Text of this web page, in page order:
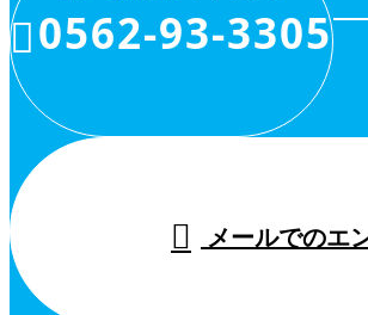
0562-93-3305
メールでのエ